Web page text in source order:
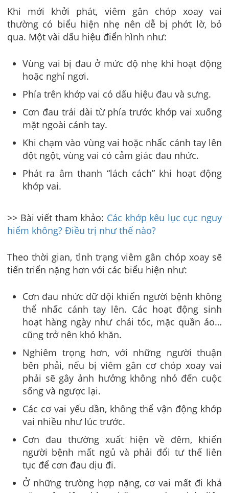
Khi mới khởi phát, viêm gân chóp xoay vai
thường có biểu hiện nhẹ nên dễ bị phớt lờ, bỏ
qua. Một vài dấu hiệu điển hình như:
Vùng vai bị đau ở mức độ nhẹ khi hoạt động
hoặc nghỉ ngơi.
Phía trên khớp vai có dấu hiệu đau và sưng.
Cơn đau trải dài từ phía trước khớp vai xuống
mặt ngoài cánh tay.
Khi chạm vào vùng vai hoặc nhấc cánh tay lên
đột ngột, vùng vai có cảm giác đau nhức.
Phát ra âm thanh “lách cách” khi hoạt động
khớp vai.
>> Bài viết tham khảo: Các khớp kêu lục cục nguy
hiểm không? Điều trị như thế nào?
Theo thời gian, tình trạngviêm gân chóp xoaysẽ
tiến triển nặng hơn với các biểu hiện như:
Cơn đau nhức dữ dội khiến người bệnh không
thể nhấc cánh tay lên. Các hoạt động sinh
hoạt hàng ngày như chải tóc, mặc quần áo…
cũng trở nên khó khăn.
Nghiêm trọng hơn, với những người thuận
bên phải, nếu bị viêm gân cơ chóp xoay vai
phải sẽ gây ảnh hưởng không nhỏ đến cuộc
sống và ngược lại.
Các cơ vai yếu dần, không thể vận động khớp
vai nhiều như lúc trước.
Cơn đau thường xuất hiện về đêm, khiến
người bệnh mất ngủ và phải đổi tư thế liên
tục để cơn đau dịu đi.
Ở những trường hợp nặng, cơ vai mất đi khả